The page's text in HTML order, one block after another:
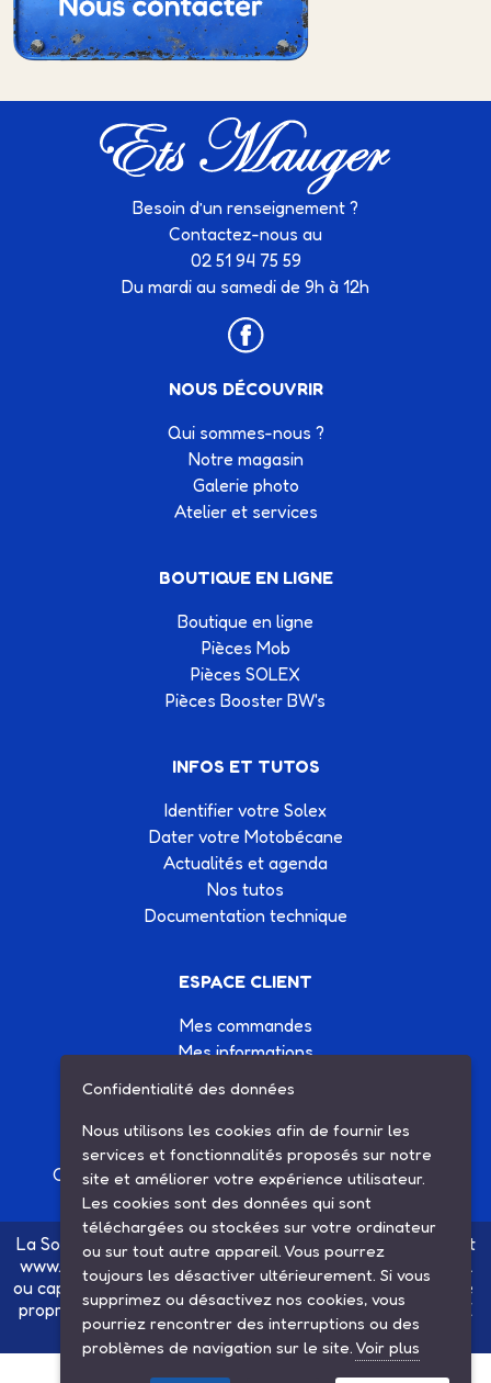
Besoin d’un renseignement ?
Contactez-nous au
02 51 94 75 59
Du mardi au samedi de 9h à 12h
NOUS DÉCOUVRIR
Qui sommes-nous ?
Notre magasin
Galerie photo
Atelier et services
BOUTIQUE EN LIGNE
Boutique en ligne
Pièces Mob
Pièces SOLEX
Pièces Booster BW's
INFOS ET TUTOS
Identifier votre Solex
Dater votre Motobécane
Actualités et agenda
Nos tutos
Documentation technique
ESPACE CLIENT
Mes commandes
Mes informations
Mes listes d'achats
Contactez-nous
Création site Internet Factor’IT|Mentions légales
La Société SARL ETS MAUGER, exploitante du site internet
www.ets-mauger.com, n'a aucun lien juridique, commercial
ou capitalistique avec la société SINBAR - Groupe Easybike
propriétaire des marques SOLEX, VELOSOLEX, SOLEXINE
et E-SOLEX.
Confidentialité des données
Nous utilisons les cookies afin de fournir les
services et fonctionnalités proposés sur notre
site et améliorer votre expérience utilisateur.
Les cookies sont des données qui sont
téléchargées ou stockées sur votre ordinateur
ou sur tout autre appareil. Vous pourrez
toujours les désactiver ultérieurement. Si vous
supprimez ou désactivez nos cookies, vous
pourriez rencontrer des interruptions ou des
problèmes de navigation sur le site. Voir plus